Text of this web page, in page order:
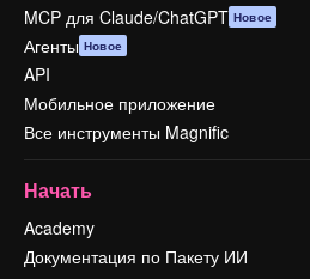
MCP для Claude/ChatGPT Новое
Агенты Новое
API
Мобильное приложение
Все инструменты Magnific
Начать
Academy
Документация по Пакету ИИ